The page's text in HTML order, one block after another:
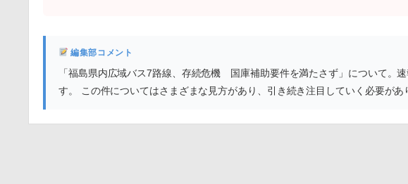
編集部コメント
「福島県内広域バス7路線、存続危機 国庫補助要件を満たさず」について。
す。 この件についてはさまざまな見方があり、引き続き注目していく必要があ